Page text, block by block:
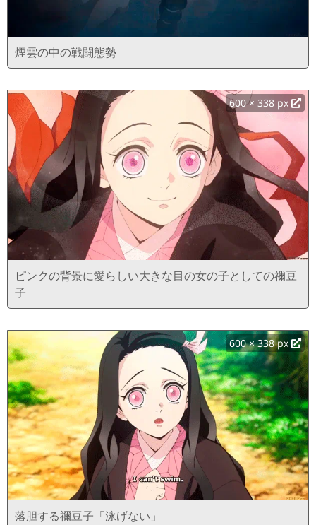
煙雲の中の戦闘態勢
600 × 338 px
ピンクの背景に愛らしい大きな目の女の子としての禰豆
子
600 × 338 px
落胆する禰豆子「泳げない」